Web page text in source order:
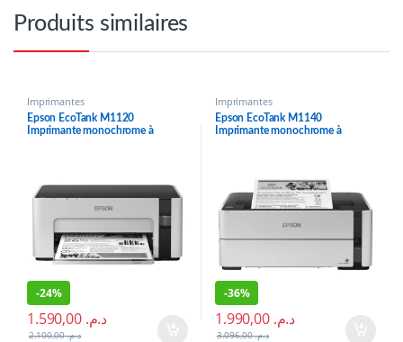
Produits similaires
Imprimantes
Epson EcoTank M1120
Imprimante monochrome à
-24%
د.م. 1.590,00
د.م.2.100,00
Imprimantes
Epson EcoTank M1140
Imprimante monochrome à
-36%
د.م. 1.990,00
د.م.3.096,00